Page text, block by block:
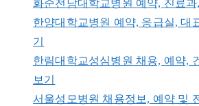
화순전남대학교병원 예약, 진료과
한양대학교병원 예약, 응급실, 대
기
한림대학교성심병원 채용, 예약,
보기
서울성모병원 채용정보, 예약 및